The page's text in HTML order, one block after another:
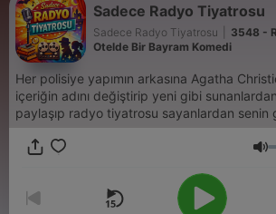
Sadece Radyo Tiyatrosu
Sadece Radyo Tiyatrosu
3548 -
Otelde Bir Bayram Komedi
Her polisiye yapımın arkasına Agatha
içeriğin adını değiştirip yeni gibi
paylaşıp radyo tiyatrosu sayanlardan senin